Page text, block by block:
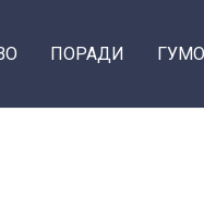
ПОРАДИ